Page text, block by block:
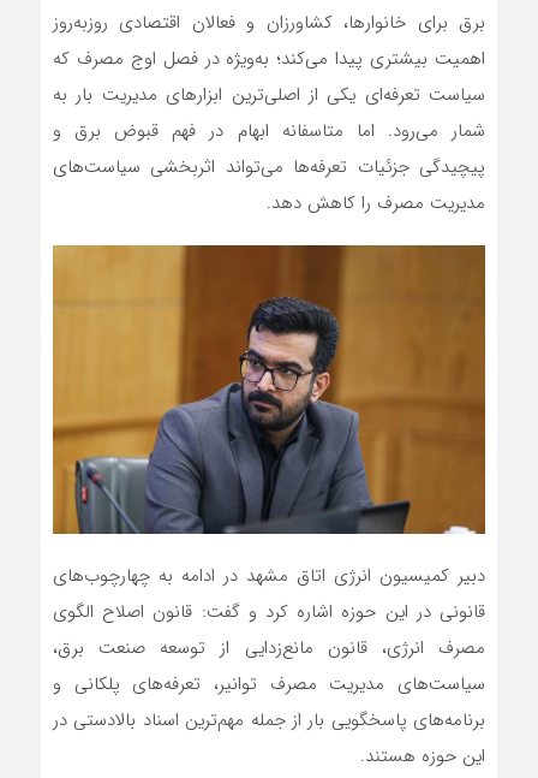
برق برای خانوارها، کشاورزان و فعالان اقتصادی روزبه‌روز
اهمیت بیشتری پیدا می‌کند؛ به‌ویژه در فصل اوج مصرف که
سیاست تعرفه‌ای یکی از اصلی‌ترین ابزارهای مدیریت بار به
شمار می‌رود. اما متاسفانه ابهام در فهم قبوض برق و
پیچیدگی جزئیات تعرفه‌ها می‌تواند اثربخشی سیاست‌های
مدیریت مصرف را کاهش دهد.
دبیر کمیسیون انرژی اتاق مشهد در ادامه به چهارچوب‌های
قانونی در این حوزه اشاره کرد و گفت: قانون اصلاح الگوی
مصرف انرژی، قانون مانع‌زدایی از توسعه صنعت برق،
سیاست‌های مدیریت مصرف توانیر، تعرفه‌های پلکانی و
برنامه‌های پاسخگویی بار از جمله مهم‌ترین اسناد بالادستی در
این حوزه هستند.